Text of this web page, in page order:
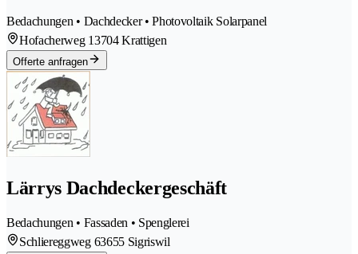
Bedachungen • Dachdecker • Photovoltaik Solarpanel
Hofacherweg 13704 Krattigen
Offerte anfragen
Lärrys Dachdeckergeschäft
Bedachungen • Fassaden • Spenglerei
Schliereggweg 63655 Sigriswil